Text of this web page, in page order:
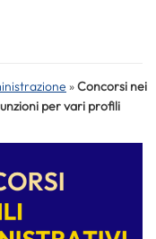
»Concorsi nei
per vari profili